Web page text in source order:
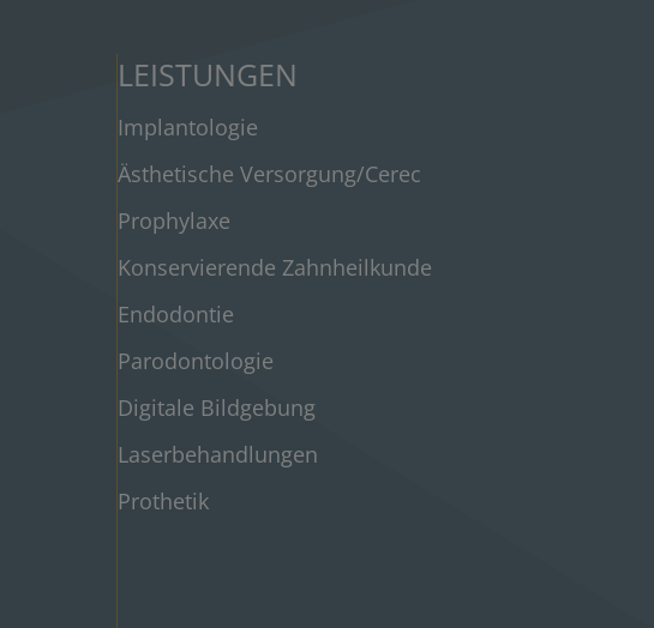
LEISTUNGEN
Implantologie
Ästhetische Versorgung/Cerec
Prophylaxe
Konservierende Zahnheilkunde
Endodontie
Parodontologie
Digitale Bildgebung
Laserbehandlungen
Prothetik